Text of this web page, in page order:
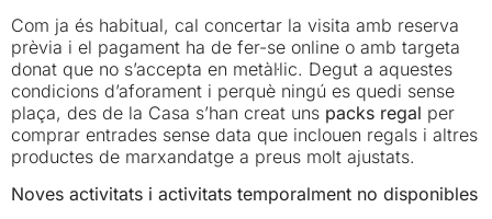
Com ja és habitual, cal concertar la visita amb reserva
prèvia i el pagament ha de fer-se online o amb targeta
donat que no s’accepta en metàl·lic. Degut a aquestes
condicions d’aforament i perquè ningú es quedi sense
plaça, des de la Casa s’han creat uns packs regal per
comprar entrades sense data que inclouen regals i altres
productes de marxandatge a preus molt ajustats.
Noves activitats i activitats temporalment no disponibles